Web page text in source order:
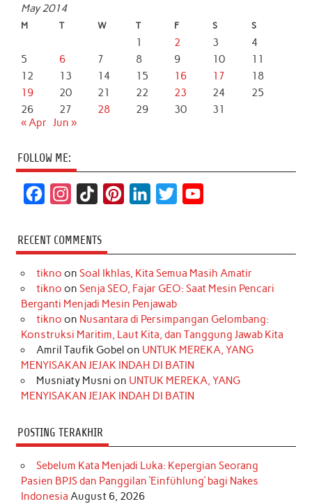
May 2014
M T W T F S S
1 2 3
4
5
6 7 8 9 10
11
12
13 14 15 16 17
18
19
20 21 22 23 24
25
26
27 28 29 30
31
« Apr Jun »
FOLLOW ME:
c
e
b
o
k
s
t
a
r
a
m
k
T
o
k
t
e
r
e
s
t
k
e
d
I
n
t
t
r
T
u
e
RECENT COMMENTS
tikno on Soal Ikhlas, Kita Semua Masih Amatir
tikno on Senja SEO, Fajar GEO: Saat Mesin Pencari
Berganti Menjadi Mesin Penjawab
tikno on Nusantara di Persimpangan Gelombang:
Konstruksi Maritim, Laut Kita, dan Tanggung Jawab Kita
Amril Taufik Gobel on UNTUK MEREKA, YANG
MENYISAKAN JEJAK INDAH DI BATIN
Musniaty Musni on UNTUK MEREKA, YANG
MENYISAKAN JEJAK INDAH DI BATIN
POSTING TERAKHIR
Sebelum Kata Menjadi Luka: Kepergian Seorang
Pasien BPJS dan Panggilan ‘Einfühlung’ bagi Nakes
Indonesia August 6, 2026